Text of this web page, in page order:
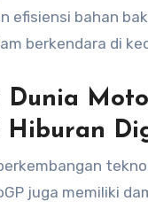
efisiensi bahan
berkendara di
Dunia
Hiburan
juga memiliki